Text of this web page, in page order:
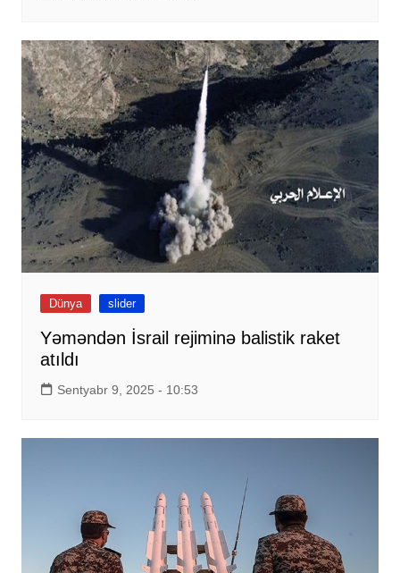
Dünya slider
Yəməndən İsrail rejiminə balistik raket
atıldı
Sentyabr 9, 2025 - 10:53